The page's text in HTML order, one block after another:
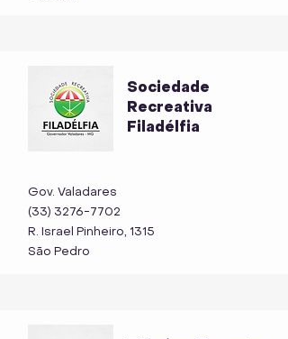
Sociedade
Recreativa
Filadélfia
Gov. Valadares
(33) 3276-7702
R. Israel Pinheiro, 1315
São Pedro